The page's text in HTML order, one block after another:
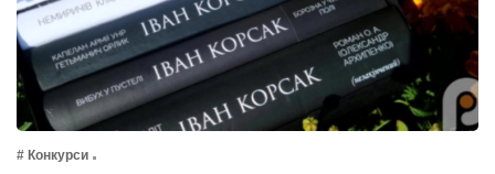
# Конкурси